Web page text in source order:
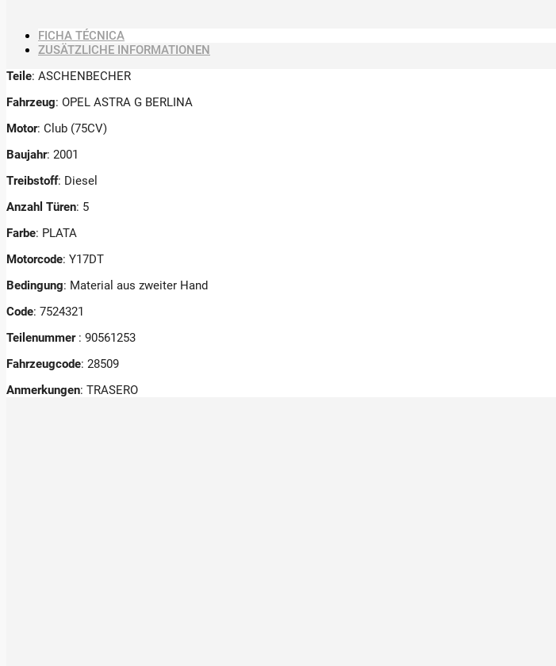
FICHA TÉCNICA
ZUSÄTZLICHE INFORMATIONEN
Teile: ASCHENBECHER
Fahrzeug: OPEL ASTRA G BERLINA
Motor: Club (75CV)
Baujahr: 2001
Treibstoff: Diesel
Anzahl Türen: 5
Farbe: PLATA
Motorcode: Y17DT
Bedingung: Material aus zweiter Hand
Code: 7524321
Teilenummer : 90561253
Fahrzeugcode: 28509
Anmerkungen: TRASERO